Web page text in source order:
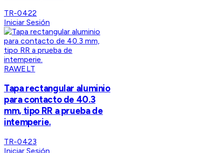
TR-0422
Iniciar Sesión
RAWELT
Tapa rectangular aluminio
para contacto de 40.3
mm, tipo RR a prueba de
intemperie.
TR-0423
Iniciar Sesión